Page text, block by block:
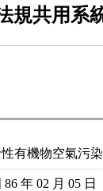
規共用系
有機物空氣污
86 年 02 月 05 日